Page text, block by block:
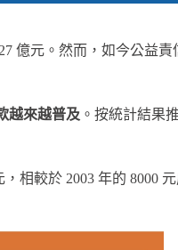
億元。然而，如今公益
越來越普及 。按統計結果
相較於 2003 年的 8000